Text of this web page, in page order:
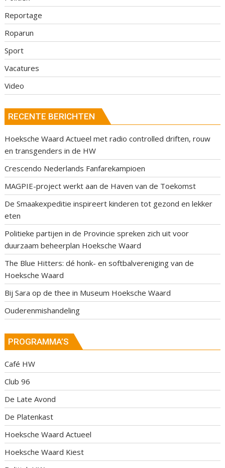
Reportage
Roparun
Sport
Vacatures
Video
RECENTE BERICHTEN
Hoeksche Waard Actueel met radio controlled driften, rouw
en transgenders in de HW
Crescendo Nederlands Fanfarekampioen
MAGPIE-project werkt aan de Haven van de Toekomst
De Smaakexpeditie inspireert kinderen tot gezond en lekker
eten
Politieke partijen in de Provincie spreken zich uit voor
duurzaam beheerplan Hoeksche Waard
The Blue Hitters: dé honk- en softbalvereniging van de
Hoeksche Waard
Bij Sara op de thee in Museum Hoeksche Waard
Ouderenmishandeling
PROGRAMMA’S
Café HW
Club 96
De Late Avond
De Platenkast
Hoeksche Waard Actueel
Hoeksche Waard Kiest